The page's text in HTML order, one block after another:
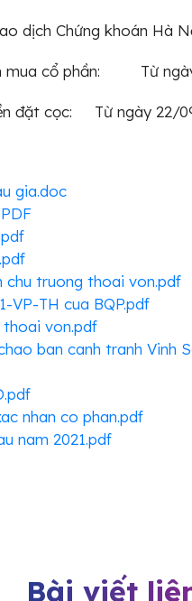
dịch Chứng khoán Hà
mua cổ phần: Từ
đặt cọc: Từ ngày 22/
gia.doc
chu truong thoai von.pdf
VP-TH cua BQP.pdf
von.pdf
ban canh tranh Vinh
nhan co phan.pdf
nam 2021.pdf
Bài viết